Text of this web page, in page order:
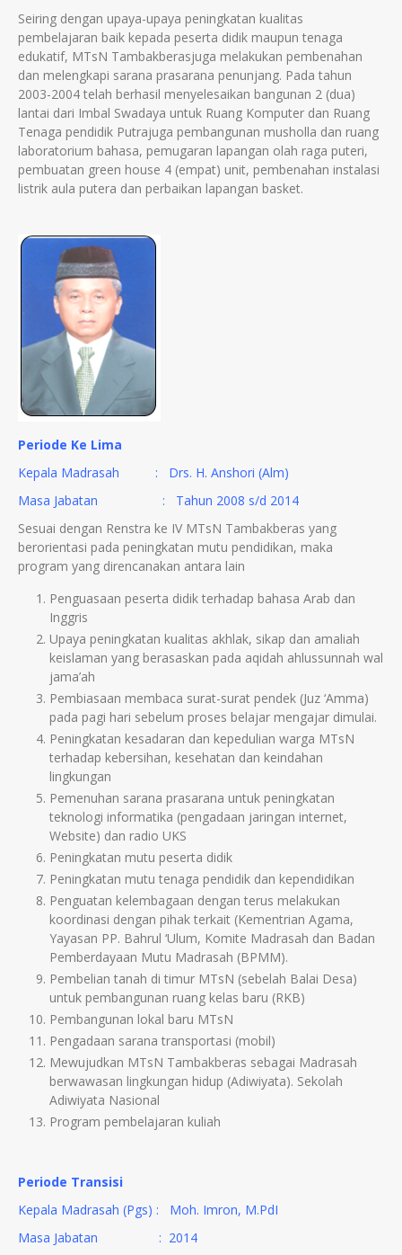
Seiring dengan upaya-upaya peningkatan kualitas
pembelajaran baik kepada peserta didik maupun tenaga
edukatif, MTsN Tambakberasjuga melakukan pembenahan
dan melengkapi sarana prasarana penunjang. Pada tahun
2003-2004 telah berhasil menyelesaikan bangunan 2 (dua)
lantai dari Imbal Swadaya untuk Ruang Komputer dan Ruang
Tenaga pendidik Putrajuga pembangunan musholla dan ruang
laboratorium bahasa, pemugaran lapangan olah raga puteri,
pembuatan green house 4 (empat) unit, pembenahan instalasi
listrik aula putera dan perbaikan lapangan basket.
Periode Ke Lima
Kepala Madrasah : Drs. H. Anshori (Alm)
Masa Jabatan : Tahun 2008 s/d 2014
Sesuai dengan Renstra ke IV MTsN Tambakberas yang
berorientasi pada peningkatan mutu pendidikan, maka
program yang direncanakan antara lain
Penguasaan peserta didik terhadap bahasa Arab dan
Inggris
Upaya peningkatan kualitas akhlak, sikap dan amaliah
keislaman yang berasaskan pada aqidah ahlussunnah wal
jama’ah
Pembiasaan membaca surat-surat pendek (Juz ‘Amma)
pada pagi hari sebelum proses belajar mengajar dimulai.
Peningkatan kesadaran dan kepedulian warga MTsN
terhadap kebersihan, kesehatan dan keindahan
lingkungan
Pemenuhan sarana prasarana untuk peningkatan
teknologi informatika (pengadaan jaringan internet,
Website) dan radio UKS
Peningkatan mutu peserta didik
Peningkatan mutu tenaga pendidik dan kependidikan
Penguatan kelembagaan dengan terus melakukan
koordinasi dengan pihak terkait (Kementrian Agama,
Yayasan PP. Bahrul ‘Ulum, Komite Madrasah dan Badan
Pemberdayaan Mutu Madrasah (BPMM).
Pembelian tanah di timur MTsN (sebelah Balai Desa)
untuk pembangunan ruang kelas baru (RKB)
Pembangunan lokal baru MTsN
Pengadaan sarana transportasi (mobil)
Mewujudkan MTsN Tambakberas sebagai Madrasah
berwawasan lingkungan hidup (Adiwiyata). Sekolah
Adiwiyata Nasional
Program pembelajaran kuliah
Periode Transisi
Kepala Madrasah (Pgs) : Moh. Imron, M.PdI
Masa Jabatan
: 2014